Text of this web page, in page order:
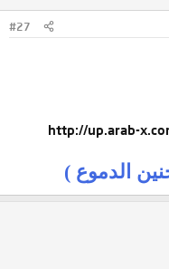
#27
الدموع )